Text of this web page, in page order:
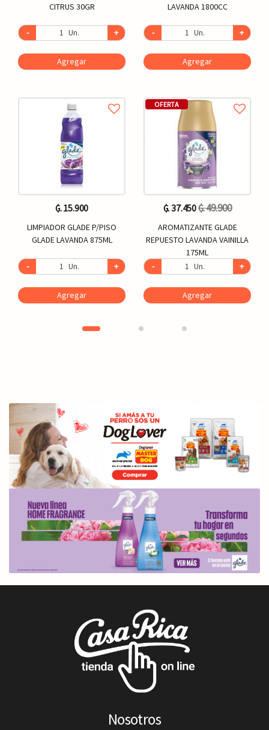
CITRUS 30GR
- Un. +
Agregar
₲. 15.900
LIMPIADOR GLADE P/PISO
GLADE LAVANDA 875ML
- Un. +
Agregar
LAVANDA 1800CC
- Un. +
Agregar
OFERTA
₲. 37.450₲. 49.900
AROMATIZANTE GLADE
REPUESTO LAVANDA VAINILLA
175ML
-
Un. +
Agregar
Nosotros